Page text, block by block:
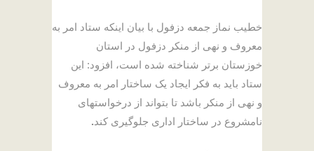
خطیب نماز جمعه دزفول با بیان اینکه ستاد امر به
معروف و نهی از منکر دزفول در استان
خوزستان برتر شناخته شده است، افزود: این
ستاد باید به فکر ایجاد یک ساختار امر به معروف
و نهی از منکر باشد تا بتواند از درخواستهای
نامشروع در ساختار اداری جلوگیری کند .